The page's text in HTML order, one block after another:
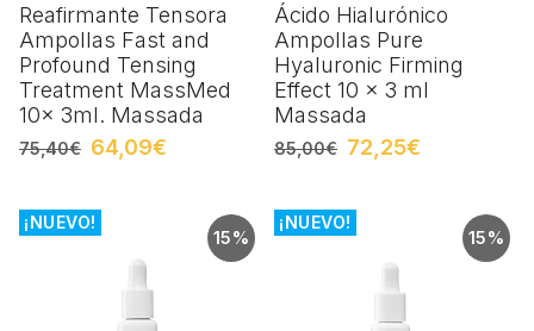
Reafirmante Tensora
Ampollas Fast and
Profound Tensing
Treatment MassMed
10x 3ml. Massada
75,40€ 64,09€
Ácido Hialurónico
Ampollas Pure
Hyaluronic Firming
Effect 10 x 3 ml
Massada
85,00€ 72,25€
15%
¡NUEVO!
15%
¡NUEVO!